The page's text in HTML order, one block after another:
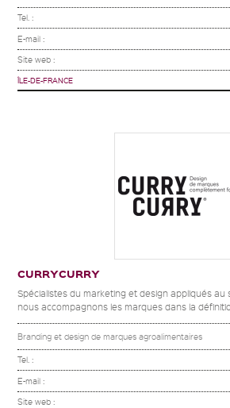
Tel. :
E-mail :
Site web :
ÎLE-DE-FRANCE
CURRYCURRY
Spécialistes du marketing et design appliqués au
nous accompagnons les marques dans la
Branding et design de marques agroalimentaires
Tel. :
E-mail :
Site web :